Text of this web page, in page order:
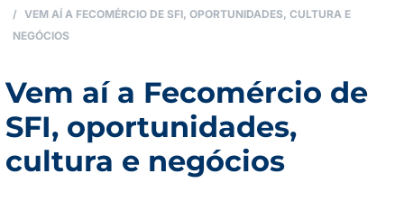
VEM AÍ A FECOMÉRCIO DE SFI, OPORTUNIDADES, CULTURA E
NEGÓCIOS
Vem aí a Fecomércio de
SFI, oportunidades,
cultura e negócios